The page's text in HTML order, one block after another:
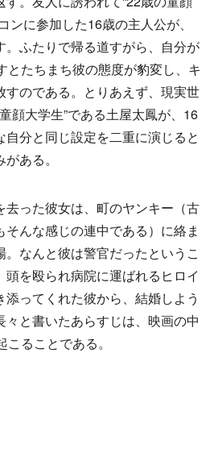
ンに参加した16歳の主人公が、
。ふたりで帰る道すがら、自分が
とたちまち彼の態度が豹変し、キ
すのである。とりあえず、現実世
顔大学生”である土屋太鳳が、16
分と同じ設定を二重に演じると
ある。
った彼女は、町のヤンキー（古
んな感じの連中である）に絡ま
なんと彼は警官だったというこ
を殴られ病院に運ばれるヒロイ
ってくれた彼から、結婚しよう
々と書いたあらすじは、映画の中
ることである。